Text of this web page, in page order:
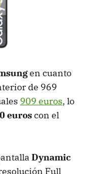
en cuanto
de 969
909 euros, lo
euroscon el
Dynamic
Full